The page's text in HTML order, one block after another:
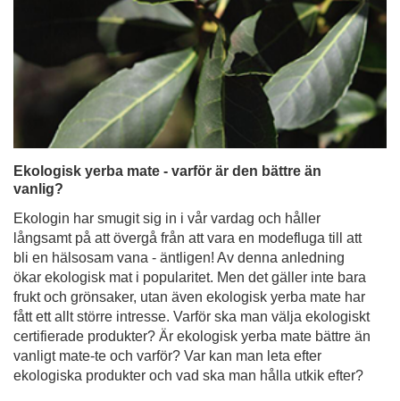
Ekologisk yerba mate - varför är den bättre än
vanlig?
Ekologin har smugit sig in i vår vardag och håller
långsamt på att övergå från att vara en modefluga till att
ökar ekologisk mat i popularitet. Men det gäller inte bara
frukt och grönsaker, utan även ekologisk yerba mate har
fått ett allt större intresse. Varför ska man välja ekologiskt
certifierade produkter? Är ekologisk yerba mate bättre än
vanligt mate-te och varför? Var kan man leta efter
ekologiska produkter och vad ska man hålla utkik efter?
Läs mer